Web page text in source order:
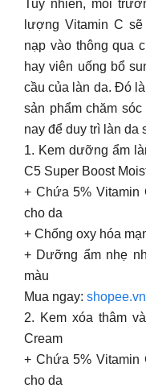
Tuy nhiên, môi
lượng Vitamin C
nạp vào thông qua
hay viên uống bổ
cầu của làn da. Đó
sản phẩm chăm
nay để duy trì làn da
1. Kem dưỡng ẩm
C5 Super Boost
+ Chứa 5% Vitamin
cho da
+ Chống oxy hóa
+ Dưỡng ẩm nhẹ
màu
Mua ngay:
2. Kem xóa thâm
Cream
+ Chứa 5% Vitamin
cho da